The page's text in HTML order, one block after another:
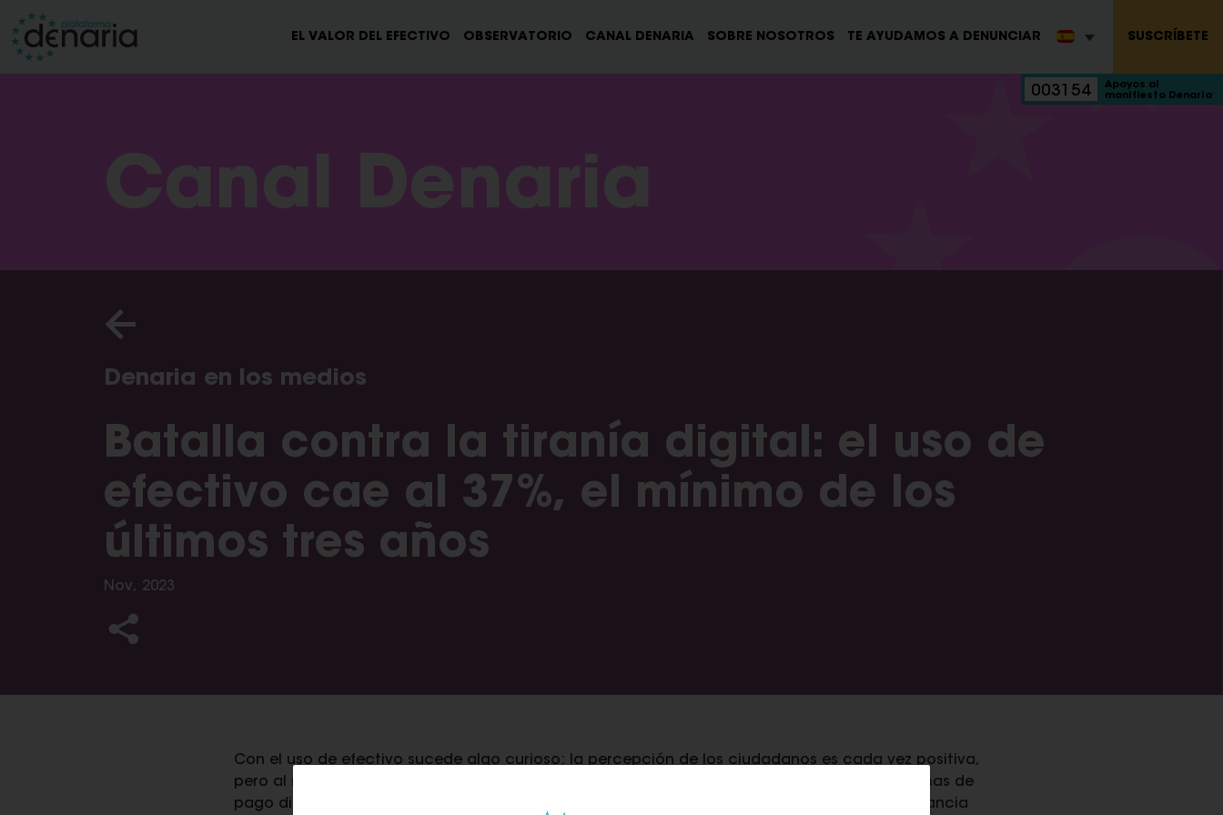
EL VALOR DEL EFECTIVO OBSERVATORIO CANAL DENARIA SOBRE NOSOTROS TE AYUDAMOS A DENUNCIAR SUSCRÍBETE
003154
Apoyos al
manifiesto Denaria
Canal Denaria
Denaria en los medios
Batalla contra la tiranía digital: el uso de
efectivo cae al 37%, el mínimo de los
últimos tres años
Nov, 2023
Con el uso de efectivo sucede algo curioso: la percepción de los ciudadanos es cada vez positiva,
pero al mismo tiempo lo utilizan cada vez menos frente a las tarjetas. La caída de los sistemas de
pago digitales -tarjetas y bizum- durante dos horas el pasado sábado 18 constató la importancia